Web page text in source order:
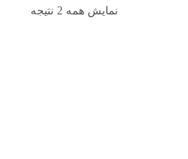
نمایش همه 2 نتیجه